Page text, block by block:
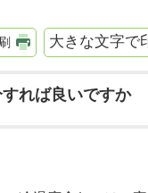
大きな文字で
れば良いですか